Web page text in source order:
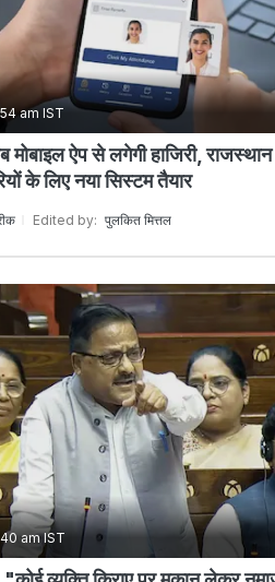
am IST
ऐप से लगेगी हाजिरी,
के लिए नया सिस्टम तैयार
Edited by: पुलकित मित्तल
am IST